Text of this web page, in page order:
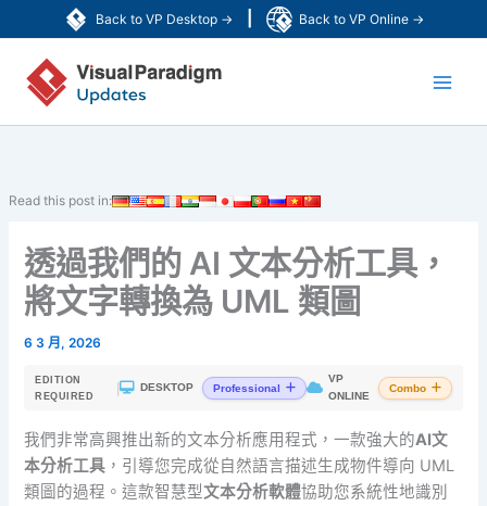
Back to VP Desktop → Back to VP Online →
至
Read this post in:
透過我們的 AI 文本分析工具，
將文字轉換為 UML 類圖
6 3 月, 2026
EDITION
REQUIRED
DESKTOP Professional
VP
ONLINE
Combo
我們非常高興推出新的文本分析應用程式，一款強大的AI文
本分析工具 ，引導您完成從自然語言描述生成物件導向 UML
類圖的過程。這款智慧型文本分析軟體協助您系統性地識別